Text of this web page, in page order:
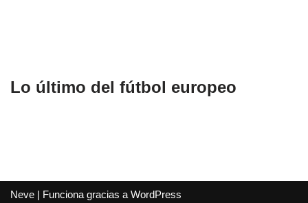
Lo último del fútbol europeo
Neve | Funciona gracias a WordPress